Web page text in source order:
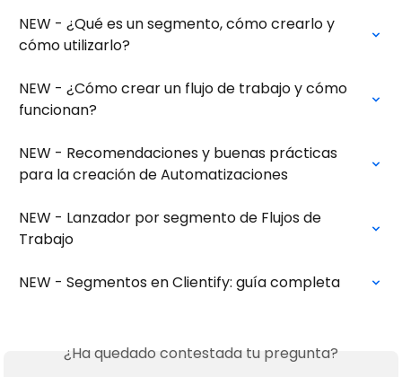
NEW - ¿Qué es un segmento, cómo crearlo y
cómo utilizarlo?
NEW - ¿Cómo crear un flujo de trabajo y cómo
funcionan?
NEW - Recomendaciones y buenas prácticas
para la creación de Automatizaciones
NEW - Lanzador por segmento de Flujos de
Trabajo
NEW - Segmentos en Clientify: guía completa
¿Ha quedado contestada tu pregunta?